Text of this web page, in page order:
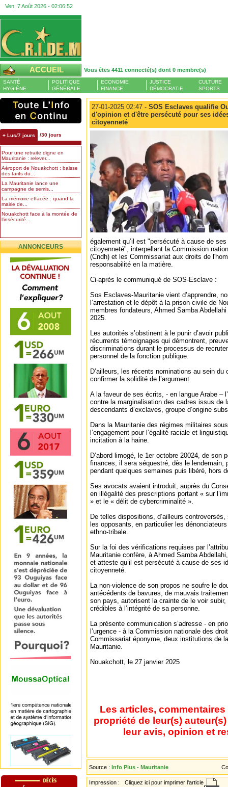
Ven, 7 Août 2026 - 02:06:53
ACCUEIL Vous êtes 4411 connecté(s) dont 0 membre(s)
SANTÉ
HYGIÈNE
POLITIQUE
GÉNÉRALE
ECONOMIE
FINANCE
JUSTICE
DÉMOCRATIE
CULTURE
SPORTS
+ Lus/7 jours /30 jours
Pour une retraite digne en
Mauritanie : relever...
Aéroport de Nouakchott : baisse
des tarifs du...
La Mauritanie lance une
campagne de semis...
La mémoire effacée : quand la
mairie de...
Nouakchott face à la montée de
l’insécurité...
ANNONCEURS
27-01-2025 02:47 - SOS Esclaves qualifie
d'opinion et d'être persécuté pour ses
citoyenneté
également qu’il est "persécuté à cause de
citoyenneté", interpellant la Commission
(Cndh) et les Commissariat aux droits de
responsabilité en la matière.
Ci-après le communiqué de SOS-Esclave :
Sos Esclaves-Mauritanie vient d’apprendre,
l’arrestation et le dépôt à la prison civile de
membres fondateurs, Ahmed Samba
2025.
Les autorités s’obstinent à le punir d’avoir
récurrents témoignages qui démontrent,
discriminations durant le processus de
personnel de la fonction publique.
D’ailleurs, les récents nominations au sein
confirmer la solidité de l’argument.
A la faveur de ses écrits, - en langue Arabe –
contre la marginalisation des cadres issus de
descendants d’exclaves, groupe d’origine
Dans la Mauritanie des régimes militaires
l’engagement pour l’égalité raciale et
incitation à la haine.
D’abord limogé, le 1er octobre 20024, de son
finances, il sera séquestré, dès le lendemain,
pendant quelques semaines puis libéré, hors
Ses avocats avaient introduit, auprès du
en illégalité des prescriptions portant « sur
» et le « délit de cybercriminalité ».
De telles dispositions, d’ailleurs controversés,
les opposants, en particulier les
ethno-tribale.
Sur la foi des vérifications requises par
Mauritanie confère, à Ahmed Samba
et atteste qu’il est persécuté à cause de ses
citoyenneté.
La non-violence de son propos ne soufre le
antécédents de bavures, de mauvais
son pays, autorisent la crainte de le voir
crédibles à l’intégrité de sa personne.
La présente communication s’adresse - en
l’urgence - à la Commission nationale des
Commissariat éponyme, deux institutions de
Mauritanie.
Nouakchott, le 27 janvier 2025
Les articles,
propriété de leur(s)
leur avis, opinion et
Source : Info Plus - Mauritanie
Impression : Cliquez ici pour imprimer l'article